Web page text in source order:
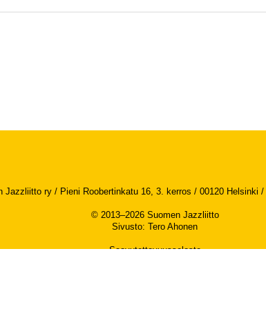
Jazzliitto ry / Pieni Roobertinkatu 16, 3. kerros / 00120 Helsinki /
© 2013–2026 Suomen Jazzliitto
Sivusto: Tero Ahonen
Saavutettavuusseloste